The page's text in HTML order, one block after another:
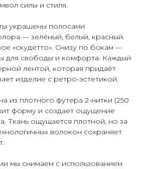
силы и стиля.
украшены полосами
— зелёный, белый, красный.
«скудетто». Снизу по бокам —
для свободы и комфорта. Каждый
лентой, которая придаёт
изделие с ретро-эстетикой.
из плотного футера 2-нитки (250
форму и создает ощущение
Ткань ощущается плотной, но за
волокон сохраняет
мы снимаем с использованием